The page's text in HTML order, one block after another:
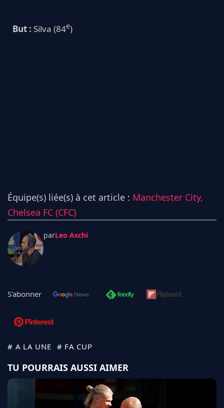
But : Silva (84e)
Équipe(s) liée(s) à cet article : Manchester City,
Chelsea FC (CFC)
parLeo Aschi
S'abonner
# A LA UNE # FA CUP
TU POURRAIS AUSSI AIMER